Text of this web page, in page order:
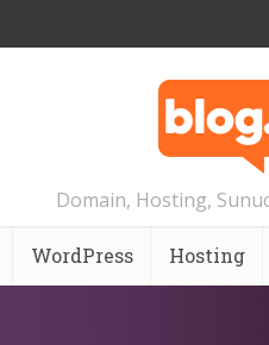
Domain, Hosting,
WordPress Hosting